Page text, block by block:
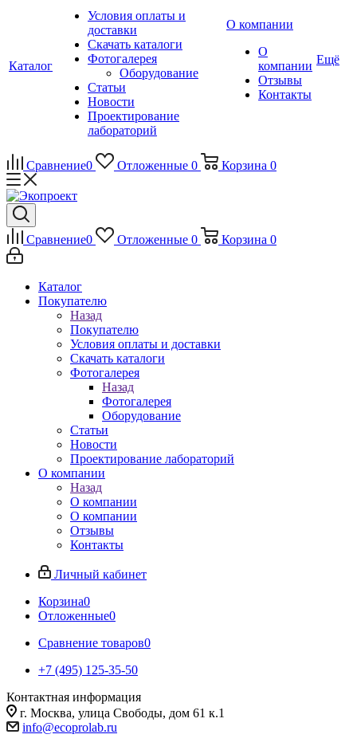
Каталог
Условия оплаты и
доставки
Скачать каталоги
Фотогалерея
Оборудование
Статьи
Новости
Проектирование
лабораторий
О компании
О
компании
Отзывы
Контакты
Ещё
Сравнение0 Отложенные 0 Корзина 0
Сравнение0 Отложенные 0 Корзина 0
Каталог
Покупателю
Назад
Покупателю
Условия оплаты и доставки
Скачать каталоги
Фотогалерея
Назад
Фотогалерея
Оборудование
Статьи
Новости
Проектирование лабораторий
О компании
Назад
О компании
О компании
Отзывы
Контакты
Личный кабинет
Корзина0
Отложенные0
Сравнение товаров0
+7 (495) 125-35-50
Контактная информация
г. Москва, улица Свободы, дом 61 к.1
info@ecoprolab.ru